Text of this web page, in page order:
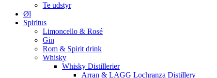
Te udstyr
Øl
Spiritus
Limoncello & Rosé
Gin
Rom & Spirit drink
Whisky
Whisky Distillerier
Arran & LAGG Lochranza Distillery